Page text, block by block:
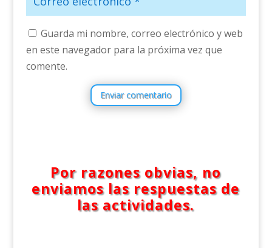
Guarda mi nombre, correo electrónico y web
en este navegador para la próxima vez que
comente.
Enviar comentario
Por razones obvias, no
enviamos las respuestas de
las actividades.